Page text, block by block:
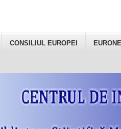
CONSILIUL EUROPEI